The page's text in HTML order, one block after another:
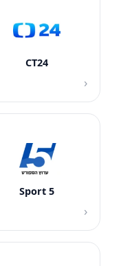
CT24
›
Sport 5
›